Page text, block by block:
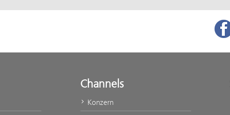
Channels
Konzern